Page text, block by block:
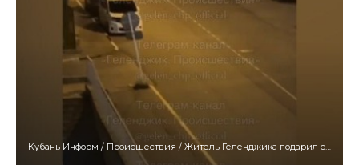
Кубань Информ / Происшествия / Житель Геленджика подарил соседям пикантное шоу